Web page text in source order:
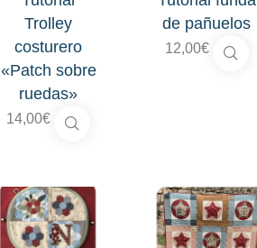
Trolley
costurero
«Patch sobre
ruedas»
14,00€
de pañuelos
12,00€